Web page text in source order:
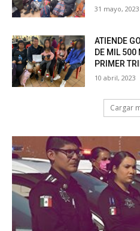
31 mayo, 2023
ATIENDE
DE MIL 500
PRIMER
10 abril, 2023
Cargar